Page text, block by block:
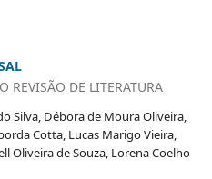
REVISÃO DE LITERATURA
Silva, Débora de Moura Oliveira,
Cotta, Lucas Marigo Vieira,
Oliveira de Souza, Lorena Coelho